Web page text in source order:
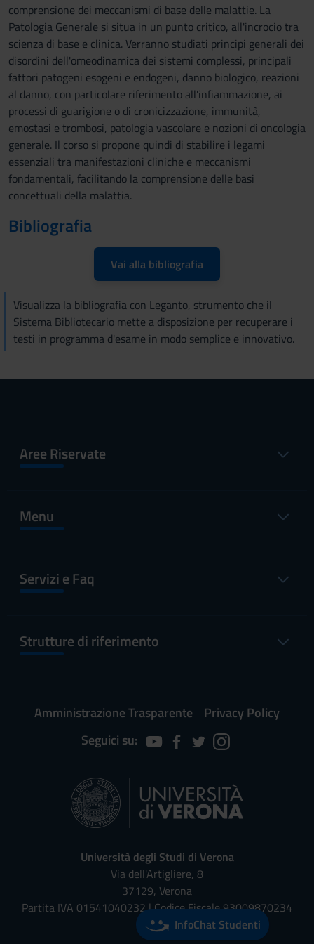
comprensione dei meccanismi di base delle malattie. La
Patologia Generale si situa in un punto critico, all'incrocio tra
scienza di base e clinica. Verranno studiati principi generali dei
disordini dell'omeodinamica dei sistemi complessi, principali
fattori patogeni esogeni e endogeni, danno biologico, reazioni
al danno, con particolare riferimento all'infiammazione, ai
processi di guarigione o di cronicizzazione, immunità,
emostasi e trombosi, patologia vascolare e nozioni di oncologia
generale. Il corso si propone quindi di stabilire i legami
essenziali tra manifestazioni cliniche e meccanismi
fondamentali, facilitando la comprensione delle basi
concettuali della malattia.
Bibliografia
Vai alla bibliografia
Visualizza la bibliografia con Leganto, strumento che il
Sistema Bibliotecario mette a disposizione per recuperare i
testi in programma d'esame in modo semplice e innovativo.
Aree Riservate
Menu
Servizi e Faq
Strutture di riferimento
Amministrazione Trasparente
Privacy Policy
Seguici su:
Università degli Studi di Verona
Via dell'Artigliere, 8
37129, Verona
Partita IVA 01541040232 | Codice Fiscale 93009870234
InfoChat Studenti